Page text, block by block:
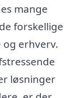
mange
forskellige
erhverv.
løsninger